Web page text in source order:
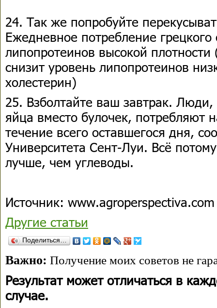
24. Так же попробуйте
Ежедневное потребление
липопротеинов высокой
снизит уровень липопротеинов
холестерин)
25. Взболтайте ваш завтрак. Люди,
яйца вместо булочек, потребляют
течение всего оставшегося дня,
Университета Сент-Луи. Всё
лучше, чем углеводы.
Источник: www.agroperspectiva.com
Другие статьи
Поделиться…
Важно: Получение моих советов не
Результат может отличаться в
случае.